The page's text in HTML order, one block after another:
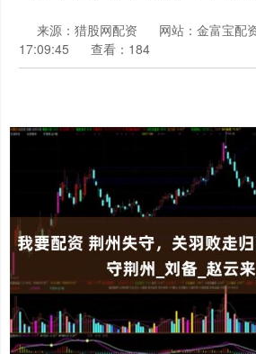
来源：猎股网配资 网站：金富宝配
17:09:45
查看：184